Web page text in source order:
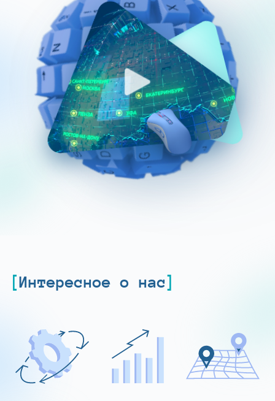
Интересное о нас